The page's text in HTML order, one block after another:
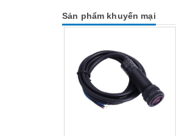
Sản phẩm khuyến mại
Mua hàng